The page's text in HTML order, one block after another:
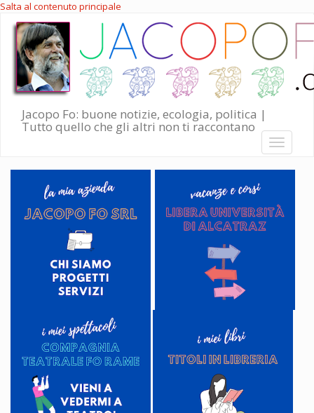
Salta al contenuto principale
Jacopo Fo: buone notizie, ecologia, politica |
Tutto quello che gli altri non ti raccontano
Toggle